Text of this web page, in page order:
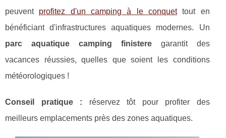
peuvent profitez d'un camping à le conquettout en
bénéficiant d'infrastructures aquatiques modernes. Un
parc aquatique camping finisteregarantit des
vacances réussies, quelles que soient les conditions
météorologiques !
Conseil pratique : réserveztôt pour profiter des
meilleurs emplacements près des zones aquatiques.